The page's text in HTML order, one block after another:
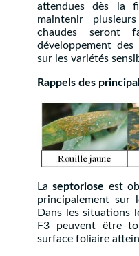
attendues dès la
maintenir
chaudes seront
développement
sur les variétés
Rappels des
Laseptoriose est
principalement sur
Dans les situations
F3 peuvent être
surface foliaire